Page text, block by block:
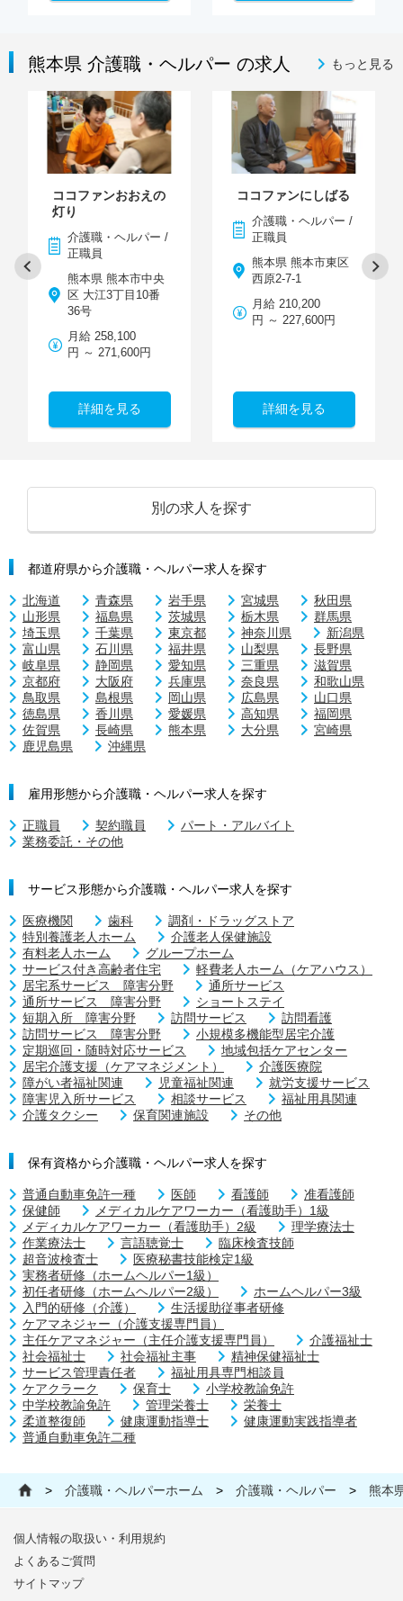
熊本県 介護職・ヘルパー の求人 もっと見る
ココファンおおえの
灯り
介護職・ヘルパー /
正職員
熊本県 熊本市中央
区 大江3丁目10番
36号
月給 258,100
円 ～ 271,600円
詳細を見る
ココファンにしばる
介護職・ヘルパー /
正職員
熊本県 熊本市東区
西原2-7-1
月給 210,200
円 ～ 227,600円
詳細を見る
別の求人を探す
都道府県から介護職・ヘルパー求人を探す
北海道 青森県 岩手県 宮城県
秋田県
山形県
福島県 茨城県 栃木県
群馬県
埼玉県
千葉県 東京都 神奈川県
新潟県
富山県
石川県 福井県 山梨県
長野県
岐阜県
静岡県 愛知県 三重県
滋賀県
京都府
大阪府 兵庫県 奈良県
和歌山県
鳥取県
島根県 岡山県 広島県
山口県
徳島県
香川県 愛媛県 高知県
福岡県
佐賀県
長崎県 熊本県 大分県
宮崎県
鹿児島県
沖縄県
雇用形態から介護職・ヘルパー求人を探す
正職員 契約職員
パート・アルバイト
業務委託・その他
サービス形態から介護職・ヘルパー求人を探す
医療機関 歯科
調剤・ドラッグストア
特別養護老人ホーム
介護老人保健施設
有料老人ホーム
グループホーム
サービス付き高齢者住宅
軽費老人ホーム（ケアハウス）
居宅系サービス 障害分野
通所サービス
通所サービス 障害分野
ショートステイ
短期入所 障害分野
訪問サービス
訪問看護
訪問サービス 障害分野
小規模多機能型居宅介護
定期巡回・随時対応サービス
地域包括ケアセンター
居宅介護支援（ケアマネジメント）
介護医療院
障がい者福祉関連
児童福祉関連
就労支援サービス
障害児入所サービス
相談サービス
福祉用具関連
介護タクシー
保育関連施設 その他
保有資格から介護職・ヘルパー求人を探す
普通自動車免許一種 医師 看護師
准看護師
保健師
メディカルケアワーカー（看護助手）1級
メディカルケアワーカー（看護助手）2級
理学療法士
作業療法士
言語聴覚士
臨床検査技師
超音波検査士
医療秘書技能検定1級
実務者研修（ホームヘルパー1級）
初任者研修（ホームヘルパー2級）
ホームヘルパー3級
入門的研修（介護）
生活援助従事者研修
ケアマネジャー（介護支援専門員）
主任ケアマネジャー（主任介護支援専門員）
介護福祉士
社会福祉士
社会福祉主事
精神保健福祉士
サービス管理責任者
福祉用具専門相談員
ケアクラーク
保育士
小学校教諭免許
中学校教諭免許
管理栄養士
栄養士
柔道整復師
健康運動指導士
健康運動実践指導者
普通自動車免許二種
> 介護職・ヘルパーホーム > 介護職・ヘルパー > 熊本
個人情報の取扱い・利用規約
よくあるご質問
サイトマップ